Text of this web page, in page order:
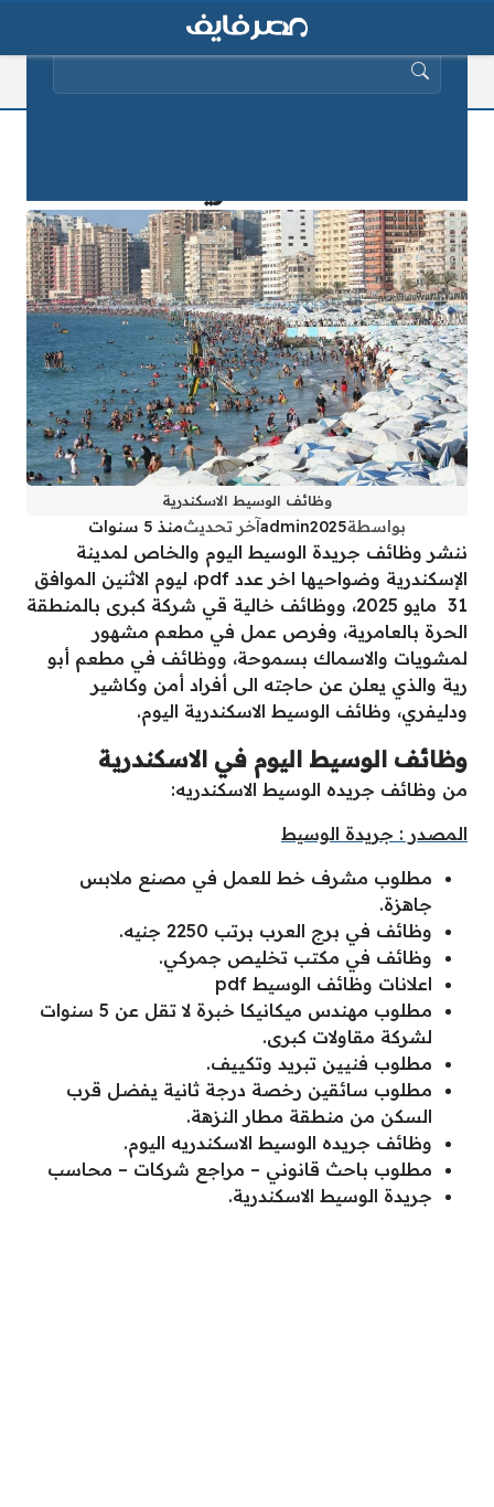
وظائف الوسيط الاسكندرية
بواسطةadmin2025آخر تحديثمنذ 5 سنوات
ننشر وظائف جريدة الوسيط اليوم والخاص لمدينة
الإسكندرية وضواحيها اخر عدد pdf، ليوم الاثنين الموافق
31 مايو 2025، ووظائف خالية قي شركة كبرى بالمنطقة
الحرة بالعامرية، وفرص عمل في مطعم مشهور
لمشويات والاسماك بسموحة، ووظائف في مطعم أبو
رية والذي يعلن عن حاجته الى أفراد أمن وكاشير
ودليفري، وظائف الوسيط الاسكندرية اليوم.
وظائف الوسيط اليوم في الاسكندرية
من وظائف جريده الوسيط الاسكندريه:
المصدر : جريدة الوسيط
مطلوب مشرف خط للعمل في مصنع ملابس
جاهزة.
وظائف في برج العرب برتب 2250 جنيه.
وظائف في مكتب تخليص جمركي.
اعلانات وظائف الوسيط pdf
مطلوب مهندس ميكانيكا خبرة لا تقل عن 5 سنوات
لشركة مقاولات كبرى.
مطلوب فنيين تبريد وتكييف.
مطلوب سائقين رخصة درجة ثانية يفضل قرب
السكن من منطقة مطار النزهة.
وظائف جريده الوسيط الاسكندريه اليوم.
مطلوب باحث قانوني – مراجع شركات – محاسب
جريدة الوسيط الاسكندرية.
البحث عن: